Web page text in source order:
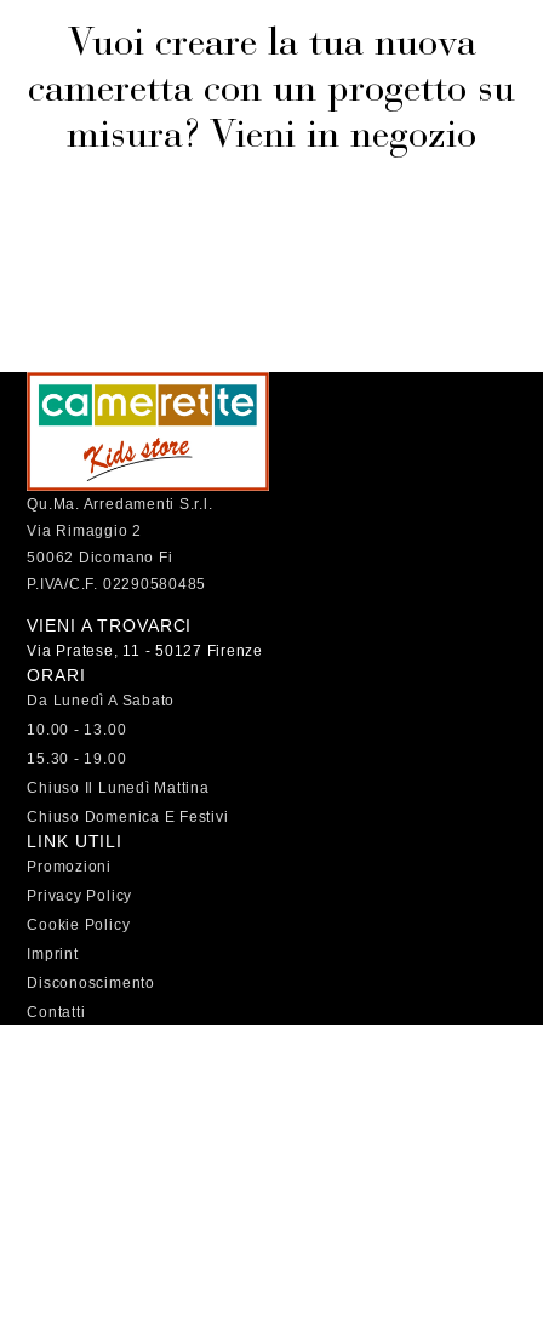
Vuoi creare la tua nuova
cameretta con un progetto su
misura? Vieni in negozio
Qu.Ma. Arredamenti S.r.l.
Via Rimaggio 2
50062 Dicomano Fi
P.IVA/C.F. 02290580485
VIENI A TROVARCI
Via Pratese, 11 - 50127 Firenze
ORARI
Da Lunedì A Sabato
10.00 - 13.00
15.30 - 19.00
Chiuso Il Lunedì Mattina
Chiuso Domenica E Festivi
LINK UTILI
Promozioni
Privacy Policy
Cookie Policy
Imprint
Disconoscimento
Contatti